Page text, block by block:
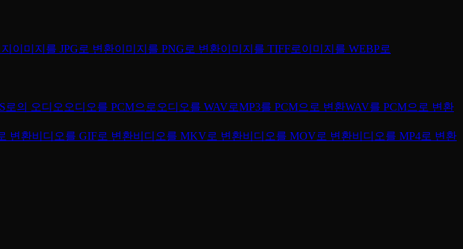
이미지를 JPG로 변환이미지를 PNG로 변환이미지를 TIFF로이미지를 WEBP로
로의 오디오 오디오를 PCM으로 오디오를 WAV로MP3를 PCM으로 변환WAV를 PCM으로 변환
변환비디오를 GIF로 변환비디오를 MKV로 변환비디오를 MOV로 변환비디오를 MP4로 변환